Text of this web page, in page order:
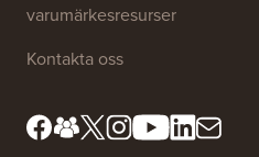
varumärkesresurser
Kontakta oss